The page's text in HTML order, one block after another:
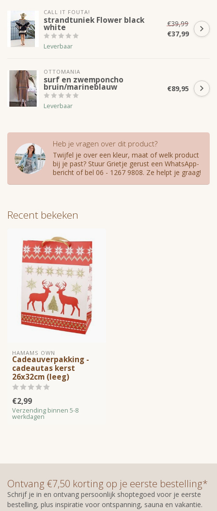
CALL IT FOUTA!
strandtuniek Flower black
white
Leverbaar
€39,99
€37,99
OTTOMANIA
surf en zwemponcho
bruin/marineblauw
Leverbaar
€89,95
Heb je vragen over dit product?
Twijfel je over een kleur, maat of welk product
bij je past? Stuur Grietje gerust een WhatsApp-
bericht of bel 06 - 1267 9808. Ze helpt je graag!
Recent bekeken
HAMAMS OWN
Cadeauverpakking -
cadeautas kerst
26x32cm (leeg)
€2,99
Verzending binnen 5-8
werkdagen
Ontvang €7,50 korting op je eerste bestelling*
Schrijf je in en ontvang persoonlijk shoptegoed voor je eerste
bestelling, plus inspiratie voor ontspanning, sauna en vakantie.